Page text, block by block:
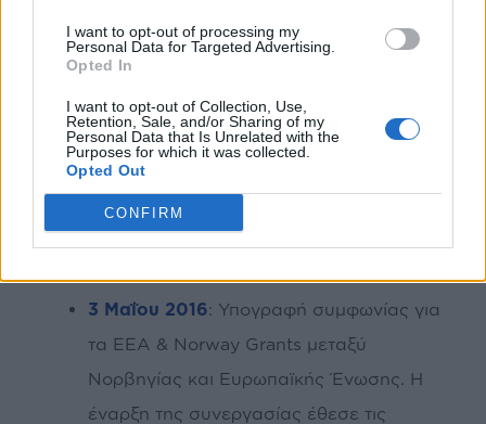
I want to opt-out of processing my
Personal Data for Targeted Advertising.
Opted In
I want to opt-out of Collection, Use,
Retention, Sale, and/or Sharing of my
Personal Data that Is Unrelated with the
Purposes for which it was collected.
Opted Out
CONFIRM
διαφάνεια και την ακεραιότητα στη δημόσια
Βασικά ορόσημα του
χρηματοδοτικού
μηχανισμού ΕΟΧ 2014-
2021
3 Μαΐου 2016: Υπογραφή συμφωνίας για
τα EEA & Norway Grants μεταξύ
Νορβηγίας και Ευρωπαϊκής Ένωσης. Η
έναρξη της συνεργασίας έθεσε τις